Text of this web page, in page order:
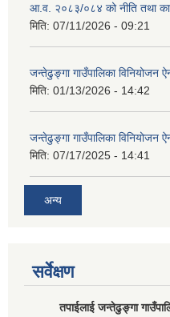
आ.व. २०८३/०८४ को नीति तथा
मिति: 07/11/2026 - 09:21
जन्तेढुङ्गा गाउँपालिका
मिति: 01/13/2026 - 14:42
जन्तेढुङ्गा गाउँपालिका विनियोजन
मिति: 07/17/2025 - 14:41
अन्य
सर्वेक्षण
तपाईलाई जन्तेढुङ्गा